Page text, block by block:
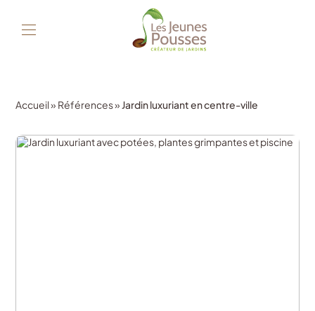
Accueil» Références» Jardin luxuriant en centre-ville